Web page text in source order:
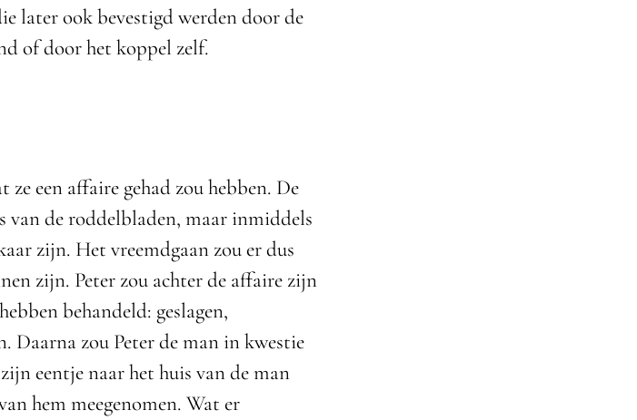
later ook bevestigd werden door de
of door het koppel zelf.
een affaire gehad zou hebben. De
van de roddelbladen, maar inmiddels
zijn. Het vreemdgaan zou er dus
zijn. Peter zou achter de affaire zijn
behandeld: geslagen,
Daarna zou Peter de man in kwestie
eentje naar het huis van de man
hem meegenomen. Wat er